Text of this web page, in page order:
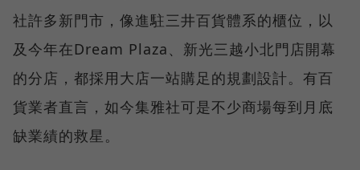
社許多新門市，像進駐三井百貨體系的櫃位，以
及今年在Dream Plaza、新光三越小北門店開幕
的分店，都採用大店一站購足的規劃設計。有百
貨業者直言，如今集雅社可是不少商場每到月底
缺業績的救星。